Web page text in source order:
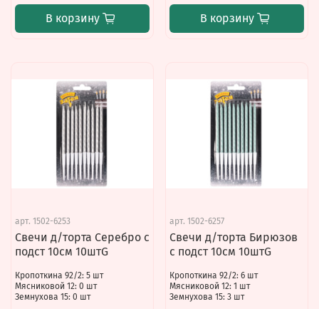
В корзину В корзину
арт. 1502-6253
Свечи д/торта Серебро с
подст 10см 10штG
Кропоткина 92/2: 5 шт
Мясниковой 12: 0 шт
Земнухова 15: 0 шт
арт. 1502-6257
Свечи д/торта Бирюзов
с подст 10см 10штG
Кропоткина 92/2: 6 шт
Мясниковой 12: 1 шт
Земнухова 15: 3 шт